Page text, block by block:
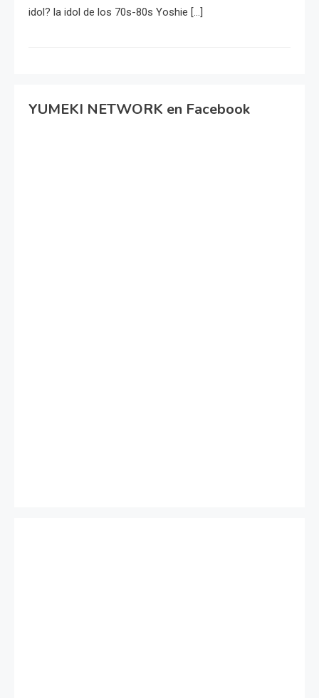
idol? la idol de los 70s-80s Yoshie […]
YUMEKI NETWORK en Facebook